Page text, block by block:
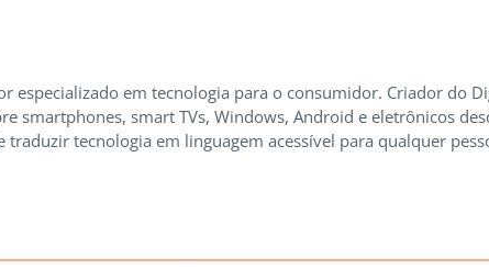
especializado em tecnologia para o consumidor. Criador do
smartphones, smart TVs, Windows, Android e eletrônicos
traduzir tecnologia em linguagem acessível para qualquer